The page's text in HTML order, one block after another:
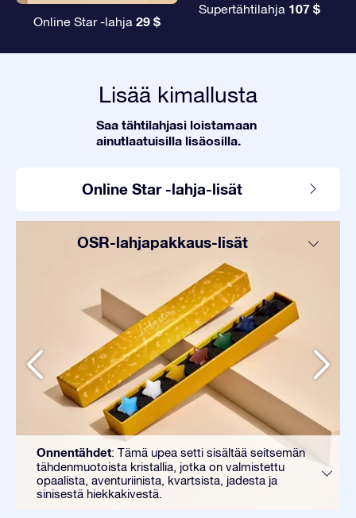
Online Star -lahja 29 $
Supertähtilahja 107 $
Lisää kimallusta
Saa tähtilahjasi loistamaan
ainutlaatuisilla lisäosilla.
Online Star -lahja-lisät
OSR-lahjapakkaus-lisät
Onnentähdet: Tämä upea setti sisältää seitsemän
tähdenmuotoista kristallia, jotka on valmistettu
opaalista, aventuriinista, kvartsista, jadesta ja
sinisestä hiekkakivestä.